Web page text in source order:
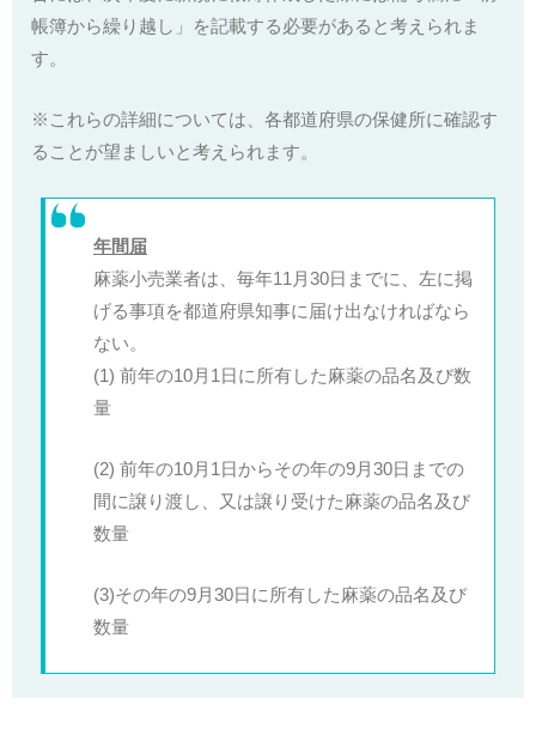
帳簿から繰り越し」を記載する必要があると考えられま
す。
※これらの詳細については、各都道府県の保健所に確認す
ることが望ましいと考えられます。
年間届
麻薬小売業者は、毎年11月30日までに、左に掲
げる事項を都道府県知事に届け出なければなら
ない。
(1) 前年の10月1日に所有した麻薬の品名及び数
量
(2) 前年の10月1日からその年の9月30日までの
間に譲り渡し、又は譲り受けた麻薬の品名及び
数量
(3)その年の9月30日に所有した麻薬の品名及び
数量